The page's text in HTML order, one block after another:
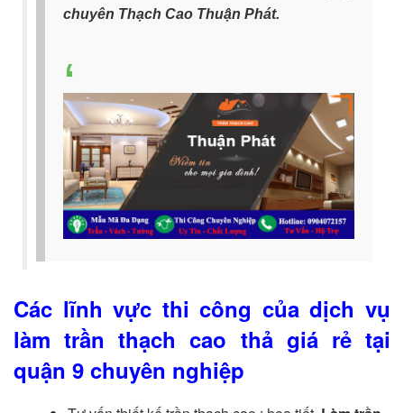
chuyên Thạch Cao Thuận Phát.
Các lĩnh vực thi công của dịch vụ
làm trần thạch cao thả giá rẻ tại
quận 9 chuyên nghiệp